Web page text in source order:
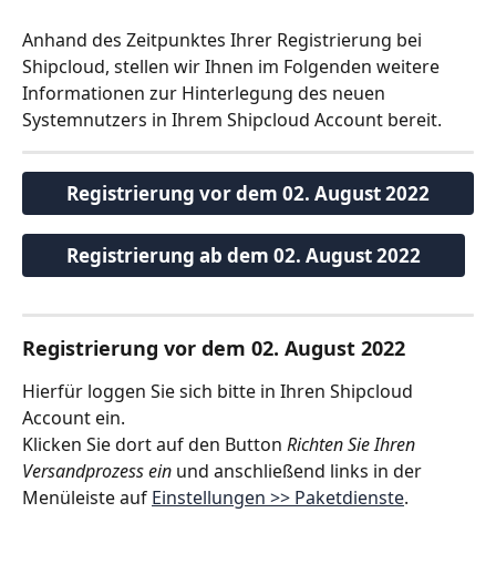
Anhand des Zeitpunktes Ihrer Registrierung bei
Shipcloud, stellen wir Ihnen im Folgenden weitere
Informationen zur Hinterlegung des neuen
Systemnutzers in Ihrem Shipcloud Account bereit.
Registrierung vor dem 02. August 2022
Registrierung ab dem 02. August 2022
Registrierung vor dem 02. August 2022
Hierfür loggen Sie sich bitte in Ihren Shipcloud
Account ein.
Klicken Sie dort auf den Button Richten Sie Ihren
Versandprozess ein und anschließend links in der
Menüleiste auf Einstellungen >> Paketdienste.